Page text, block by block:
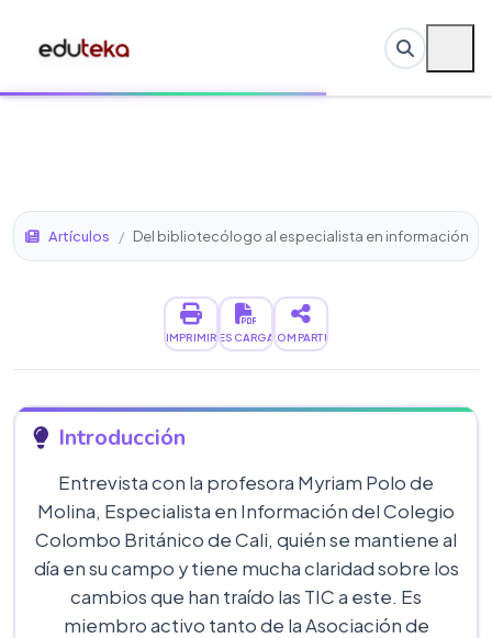
Artículos / Del bibliotecólogo al especialista en información
IMPRIMIRDESCARGARCOMPARTIR
Introducción
Entrevista con la profesora Myriam Polo de
Molina, Especialista en Información del Colegio
Colombo Británico de Cali, quién se mantiene al
día en su campo y tiene mucha claridad sobre los
cambios que han traído las TIC a este. Es
miembro activo tanto de la Asociación de